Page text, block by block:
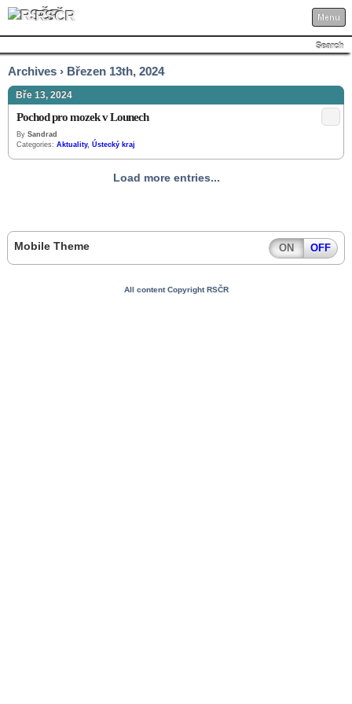
RSČR Menu
Search
Archives › Březen 13th, 2024
Bře 13, 2024
Pochod pro mozek v Lounech
By Sandrad
Categories: Aktuality, Ústecký kraj
Load more entries...
Mobile Theme ON OFF
All content Copyright RSČR